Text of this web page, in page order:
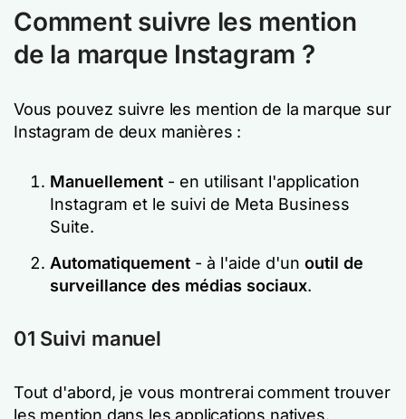
Comment suivre les mention
de la marque Instagram ?
Vous pouvez suivre les mention de la marque sur
Instagram de deux manières :
Manuellement - en utilisant l'application
Instagram et le suivi de Meta Business
Suite.
Automatiquement - à l'aide d'un outil de
surveillance des médias sociaux.
01 Suivi manuel
Tout d'abord, je vous montrerai comment trouver
les mention dans les applications natives.